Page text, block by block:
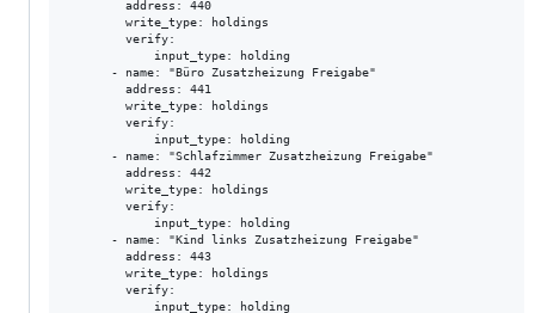
        address: 440
        write_type: holdings
        verify:
            input_type: holding
      - name: "Büro Zusatzheizung Freigabe"
        address: 441
        write_type: holdings
        verify:
            input_type: holding
      - name: "Schlafzimmer Zusatzheizung Freigabe"
        address: 442
        write_type: holdings
        verify:
            input_type: holding
      - name: "Kind links Zusatzheizung Freigabe"
        address: 443
        write_type: holdings
        verify:
            input_type: holding